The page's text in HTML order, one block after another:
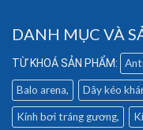
DANH MỤC VÀ
Balo arena Dây kéo
Kính bơi tráng gương